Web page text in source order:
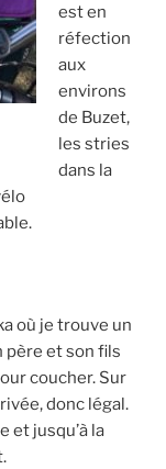
est en
réfection
aux
environs
de Buzet,
les stries
dans la
où je trouve un
père et son fils
coucher. Sur
donc légal.
et jusqu’à la